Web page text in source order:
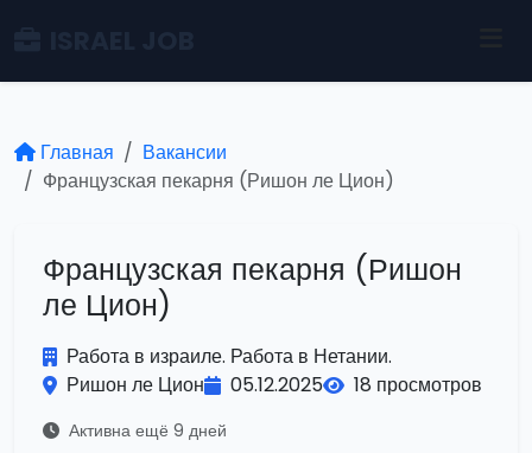
Главная
Вакансии
Французская пекарня (Ришон ле Цион)
Французская пекарня (Ришон
ле Цион)
Работа в израиле. Работа в Нетании.
Ришон ле Цион
05.12.2025 18 просмотров
Активна ещё 9 дней